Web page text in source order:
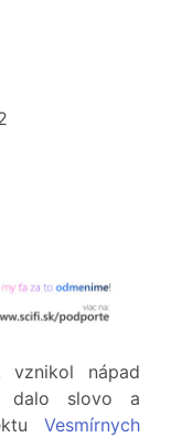
nápad
dalo slovo a
Vesmírnych